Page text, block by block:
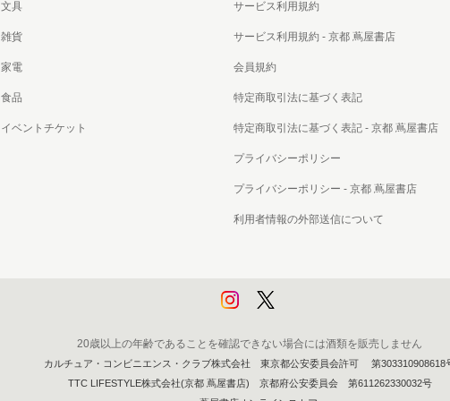
文具
雑貨
家電
食品
イベントチケット
サービス利用規約
サービス利用規約 - 京都 蔦屋書店
会員規約
特定商取引法に基づく表記
特定商取引法に基づく表記 - 京都 蔦屋書店
プライバシーポリシー
プライバシーポリシー - 京都 蔦屋書店
利用者情報の外部送信について
20歳以上の年齢であることを確認できない場合には酒類を販売しません
カルチュア・コンビニエンス・クラブ株式会社 東京都公安委員会許可 第303310908618
TTC LIFESTYLE株式会社(京都 蔦屋書店) 京都府公安委員会 第611262330032号